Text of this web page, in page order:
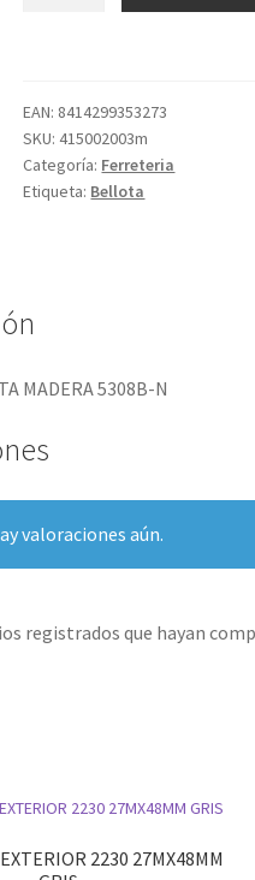
cantidad
EAN: 8414299353273
SKU:415002003m
Categoría: Ferreteria
Etiqueta: Bellota
MADERA 5308B-N
valoraciones aún.
registrados que hayan
2230 27MX48MM